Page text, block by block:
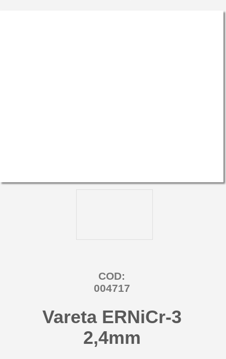
COD:
004717
Vareta ERNiCr-3
2,4mm